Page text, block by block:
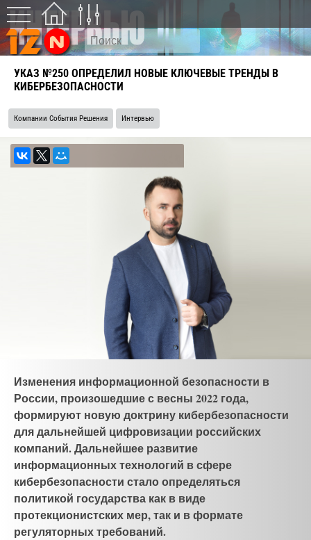
УКАЗ №250 ОПРЕДЕЛИЛ НОВЫЕ КЛЮЧЕВЫЕ ТРЕНДЫ В
КИБЕРБЕЗОПАСНОСТИ
Компании События Решения Интервью
Изменения информационной безопасности в
России, произошедшие с весны 2022 года,
формируют новую доктрину кибербезопасности
для дальнейшей цифровизации российских
компаний. Дальнейшее развитие
информационных технологий в сфере
кибербезопасности стало определяться
политикой государства как в виде
протекционистских мер, так и в формате
регуляторных требований.